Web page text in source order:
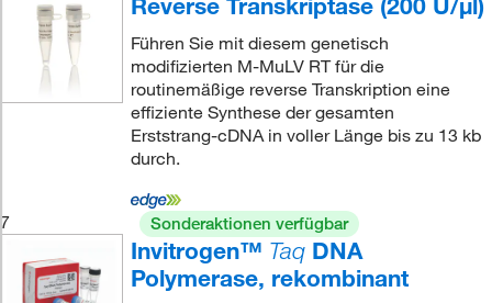
Führen Sie mit diesem genetisch
modifizierten M-MuLV RT für die
routinemäßige reverse Transkription eine
effiziente Synthese der gesamten
Erststrang-cDNA in voller Länge bis zu 13 kb
durch.
7 Sonderaktionen verfügbar
Invitrogen™ TaqDNA
Polymerase, rekombinant